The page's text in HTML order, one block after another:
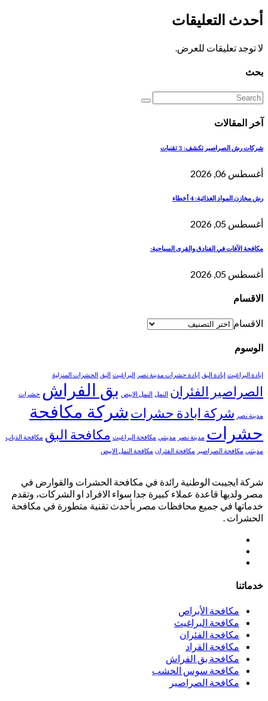
أحدث التعليقات
لا توجد تعليقات للعرض.
بحث
آخر المقالات
شركات رش الصراصير تكشف: 3 تقنيات
أغسطس 06, 2026
رش مخازن المواد الغذائية: 4 أخطاء
أغسطس 05, 2026
مكافحة الآفات في الفنادق والقرى السياحية:
أغسطس 05, 2026
الاقسام
الاقسام
الوسوم
ابادة البراغيث ابادة البق ابادة حشرات مدينة نصر البراغيث البق الحشرات المنزلية
الصراصير الفئران النمل النمل الابيض بق الفراش حشرات
مدينة نصر شركة ابادة حشرات شركة مكافحة
حشرات مدينة نصر مدينتي مكافحة البراغيث مكافحة البق مكافحة الذباب
مدينتي مكافحة الصراصير مكافحة الفئران مكافحة النمل الابيض
شركة ايجيبت الوطنية رائدة في مكافحة الحشرات والقوارض في
مصر ولديها قاعدة عملاء كبيرة جدا سواء الافراد او الشركات، وتقدم
خدماتها في جميع محافظات مصر بأحدث تقنية متطورة في مكافحة
الحشرات .
خدماتنا
مكافحة الأبراص
مكافحة البراغيث
مكافحة الفئران
مكافحة القراد
مكافحة بق الفراش
مكافحة سوس الخشب
مكافحة الصراصير